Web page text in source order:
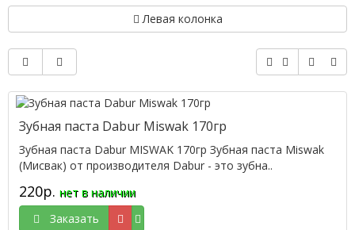
Левая колонка
Зубная паста Dabur Miswak 170гр
Зубная паста Dabur MISWAK 170гр Зубная паста Miswak
(Мисвак) от производителя Dabur - это зубна..
220р. нет в наличии
Заказать